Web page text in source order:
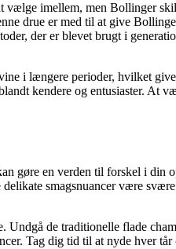
imellem, men Bollinger
drue er med til at give
der er blevet brugt i
i længere perioder, hvilket
kendere og entusiaster. At
gøre en verden til forskel i din
smagsnuancer være
de traditionelle flade
Tag dig tid til at nyde hver